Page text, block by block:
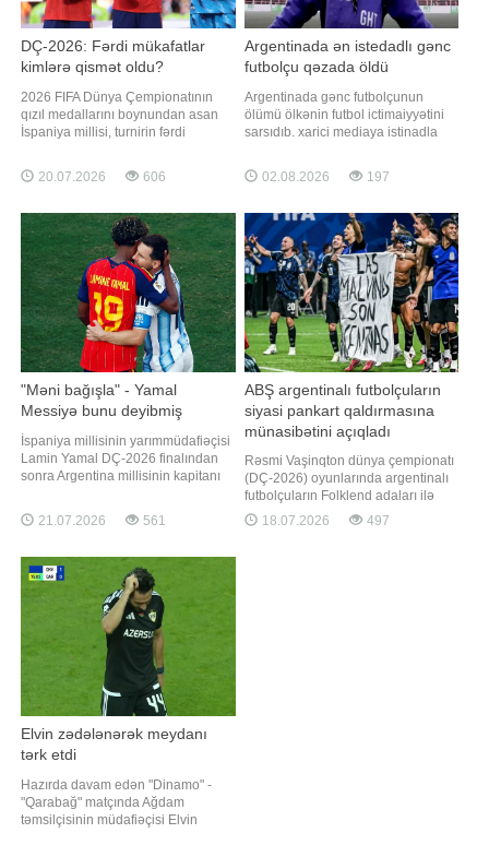
DÇ-2026: Fərdi mükafatlar
kimlərə qismət oldu?
2026 FIFA Dünya Çempionatının
qızıl medallarını boynundan asan
İspaniya millisi, turnirin fərdi
damğa vurub. Qaynarinfo xəbər
verir ki, çempionatın ən yaxşı
yaxşı gənc futbolçusu
mükafatlarının hamısı "qırmızı
furiya"nın üzvlərin
20.07.2026 606
Argentinada ən istedadlı gənc
futbolçu qəzada öldü
Argentinada gənc futbolçunun
ölümü ölkənin futbol ictimaiyyətini
sarsıdıb. xarici mediaya istinadla
Arxentinos del Norte" klubunun 20
yaşlı futbolçusu Santyaqo Nikolas
nəticəsində ölüb. Qəza iyulun 26-na
keçən gecə Servante
02.08.2026 197
"Məni bağışla" - Yamal
Messiyə bunu deyibmiş
İspaniya millisinin yarımmüdafiəçisi
Lamin Yamal DÇ-2026 finalından
sonra Argentina millisinin kapitanı
tutan dialoqu açıqlayıb. "Qafqazinfo"
xarici KİV-ə istinadən xəbər verir ki,
istəyib. "Leo Messi mənim üçün ən
böyük futbolçudur
21.07.2026 561
ABŞ argentinalı futbolçuların
siyasi pankart qaldırmasına
münasibətini açıqladı
Rəsmi Vaşinqton dünya çempionatı
(DÇ-2026) oyunlarında argentinalı
futbolçuların Folklend adaları ilə
əlaqədar etirazlarını bildirmək
hüququnu müdafiə edir. xəbər verir
18.07.2026 497
Elvin zədələnərək meydanı
tərk etdi
Hazırda davam edən "Dinamo" -
"Qarabağ" matçında Ağdam
təmsilçisinin müdafiəçisi Elvin